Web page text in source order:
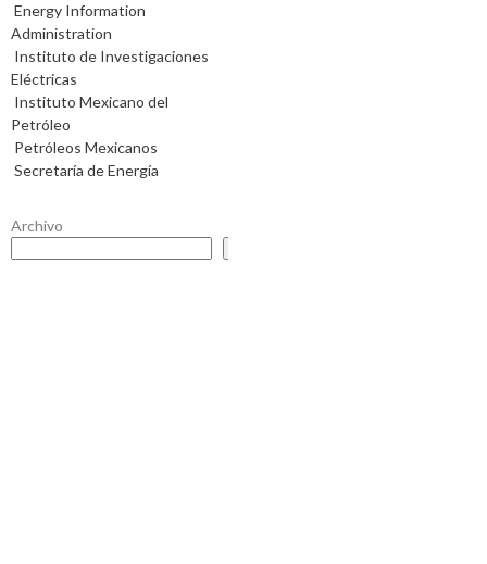
Energy Information
Administration
Instituto de Investigaciones
Eléctricas
Instituto Mexicano del
Petróleo
Petróleos Mexicanos
Secretaría de Energía
Archivo